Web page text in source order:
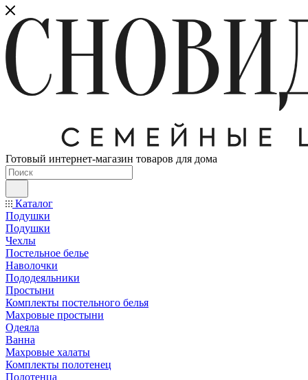
Готовый интернет-магазин товаров для дома
Каталог
Подушки
Подушки
Чехлы
Постельное белье
Наволочки
Пододеяльники
Простыни
Комплекты постельного белья
Махровые простыни
Одеяла
Ванна
Махровые халаты
Комплекты полотенец
Полотенца